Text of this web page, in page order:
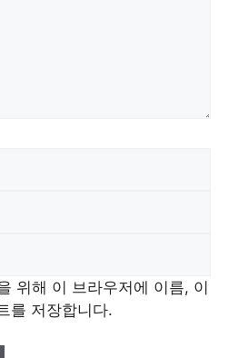
위해 이 브라우저에 이름, 이
를 저장합니다.